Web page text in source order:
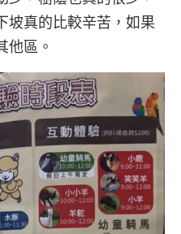
坡真的比較辛苦，如果
他區。